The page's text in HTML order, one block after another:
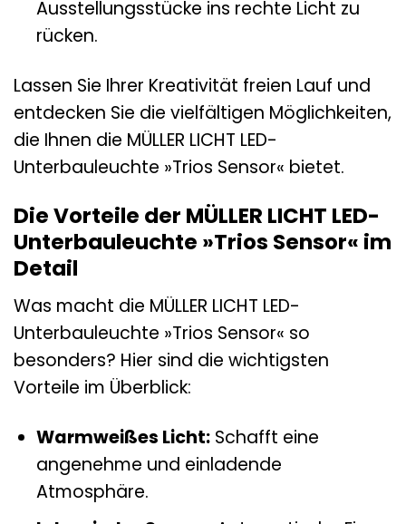
Ausstellungsstücke ins rechte Licht zu
rücken.
Lassen Sie Ihrer Kreativität freien Lauf und
entdecken Sie die vielfältigen Möglichkeiten,
die Ihnen die MÜLLER LICHT LED-
Unterbauleuchte »Trios Sensor« bietet.
Die Vorteile der MÜLLER LICHT LED-
Unterbauleuchte »Trios Sensor« im
Detail
Was macht die MÜLLER LICHT LED-
Unterbauleuchte »Trios Sensor« so
besonders? Hier sind die wichtigsten
Vorteile im Überblick:
Warmweißes Licht:Schafft eine
angenehme und einladende
Atmosphäre.